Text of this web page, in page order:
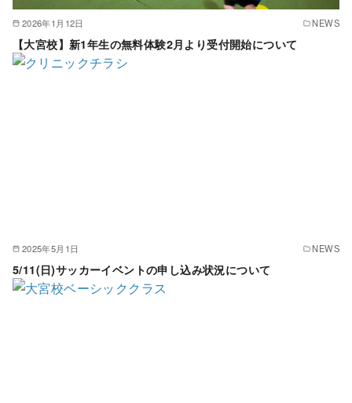
2026年1月12日 NEWS
【大宮校】新1年生の無料体験2月より受付開始について
2025年5月1日 NEWS
5/11(日)サッカーイベントの申し込み状況について